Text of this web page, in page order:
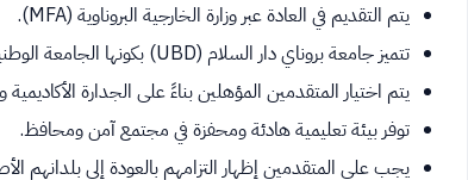
يتم التقديم في العادة عبر وزارة الخارجية البروناوية (MFA).
تتميز جامعة بروناي دار السلام (UBD) بكونها الجامعة الوطنية الرائدة في البلاد.
يتم اختيار المتقدمين المؤهلين بناءً على الجدارة الأكاديمية
توفر بيئة تعليمية هادئة ومحفزة في مجتمع آمن ومحافظ.
يجب على المتقدمين إظهار التزامهم بالعودة إلى بلدانهم